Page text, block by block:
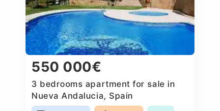
550 000€
3 bedrooms apartment for sale in
Nueva Andalucia, Spain